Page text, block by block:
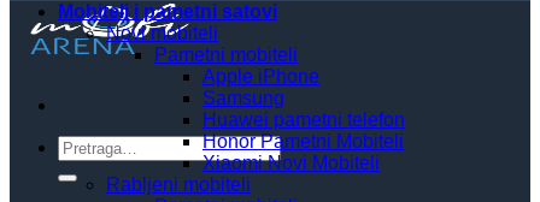
Pretraži:
Mobiteli i pametni satovi
Novi mobiteli
Pametni mobiteli
Apple iPhone
Samsung
Huawei pametni telefon
Honor Pametni Mobiteli
Xiaomi Novi Mobiteli
Rabljeni mobiteli